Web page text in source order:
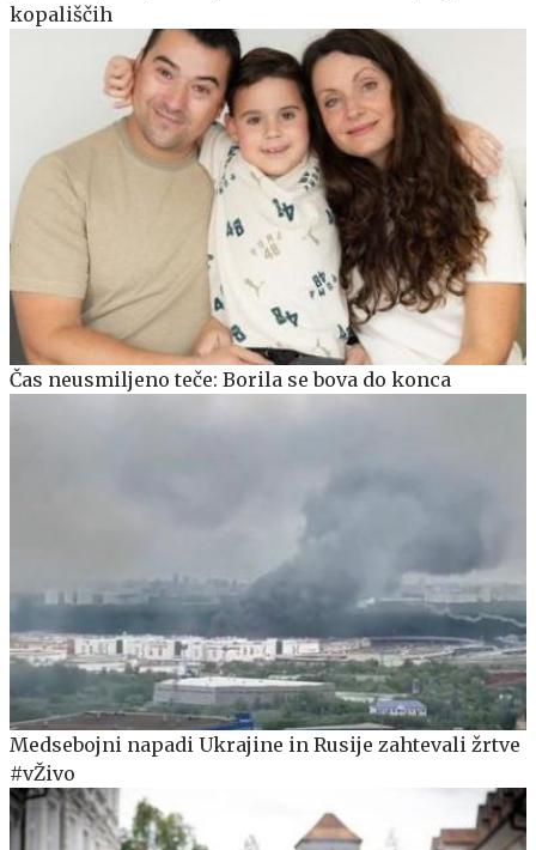
kopališčih
Čas neusmiljeno teče: Borila se bova do konca
Medsebojni napadi Ukrajine in Rusije zahtevali žrtve
#vŽivo